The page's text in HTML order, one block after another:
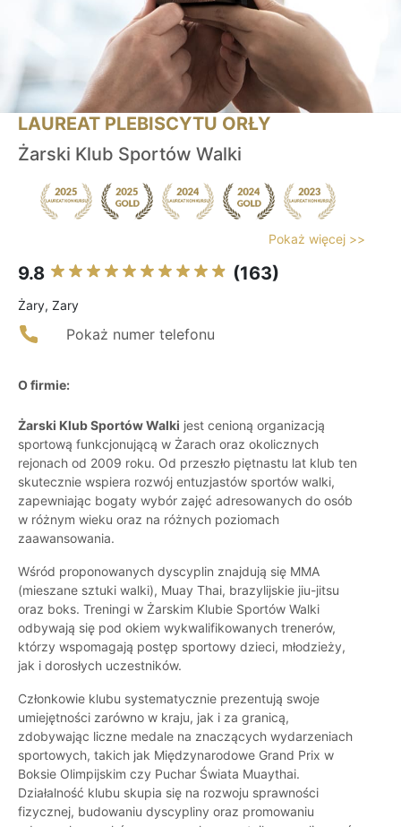
LAUREAT PLEBISCYTU ORŁY
Żarski Klub Sportów Walki
Pokaż więcej >>
9.8 (163)
Żary, Zary
Pokaż numer telefonu
O firmie:
Żarski Klub Sportów Walki jest cenioną organizacją
sportową funkcjonującą w Żarach oraz okolicznych
rejonach od 2009 roku. Od przeszło piętnastu lat klub ten
skutecznie wspiera rozwój entuzjastów sportów walki,
zapewniając bogaty wybór zajęć adresowanych do osób
w różnym wieku oraz na różnych poziomach
zaawansowania.
Wśród proponowanych dyscyplin znajdują się MMA
(mieszane sztuki walki), Muay Thai, brazylijskie jiu-jitsu
oraz boks. Treningi w Żarskim Klubie Sportów Walki
odbywają się pod okiem wykwalifikowanych trenerów,
którzy wspomagają postęp sportowy dzieci, młodzieży,
jak i dorosłych uczestników.
Członkowie klubu systematycznie prezentują swoje
umiejętności zarówno w kraju, jak i za granicą,
zdobywając liczne medale na znaczących wydarzeniach
sportowych, takich jak Międzynarodowe Grand Prix w
Boksie Olimpijskim czy Puchar Świata Muaythai.
Działalność klubu skupia się na rozwoju sprawności
fizycznej, budowaniu dyscypliny oraz promowaniu